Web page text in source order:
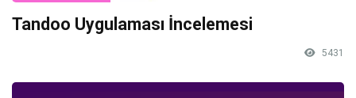
Tandoo Uygulaması İncelemesi
5431